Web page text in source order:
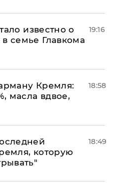
известно о
семье Главкома
19:16
Кремля:
масла вдвое,
18:58
которую
18:49